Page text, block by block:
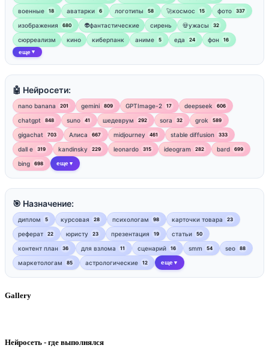
военные 18 аватарки 6 логотипы 58 🚀космос 15 фото 337
изображения 680 👽фантастические сирень 💀ужасы 32
сюрреализм кино киберпанк аниме 5 еда 24 фон 16
еще ▼
🤖 Нейросети:
nano banana 201 gemini 809 GPTImage-2 17 deepseek 606
chatgpt 848 suno 41 шедеврум 292 sora 32 grok 589
gigachat 703 Алиса 667 midjourney 461 stable diffusion 333
dall e 319 kandinsky 229 leonardo 315 ideogram 282 bard 699
bing 698 еще ▼
🎯 Назначение:
диплом 5 курсовая 28 психологам 98 карточки товара 23
реферат 22 юристу 23 презентация 19 статьи 50
контент план 36 для взлома 11 сценарий 16 smm 54 seo 88
маркетологам 85 астрологические 12 еще ▼
Gallery
Нейросеть - где выполнялся